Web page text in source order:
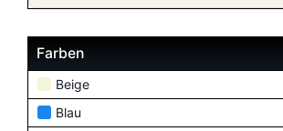
Farben
Beige
Blau